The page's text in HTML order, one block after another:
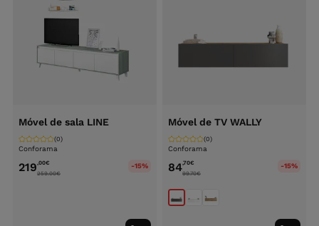
Móvel de sala LINE
Conforama
(0)
219,00€
259.00€
-15%
Móvel de TV WALLY
Conforama
(0)
84,70€
99.70€
-15%